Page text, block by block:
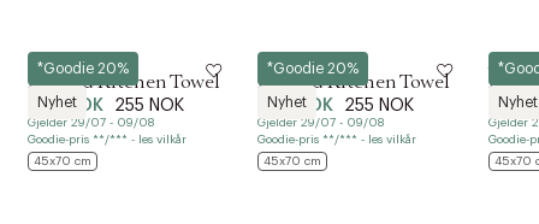
*Goodie 20%
Nyhet
Humdakin
Knitted Kitchen Towel
204 NOK 255 NOK
Gjelder 29/07 - 09/08
Goodie-pris **/*** - les vilkår
45x70 cm
*Goodie 20%
Nyhet
Humdakin
Knitted Kitchen Towel
204 NOK 255 NOK
Gjelder 29/07 - 09/08
Goodie-pris **/*** - les vilkår
45x70 cm
Nyhet
204
Gjelder
Goodie-
45x70